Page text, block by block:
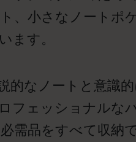
、小さなノートポ
ます。
的なノートと意識
フェッショナルな
需品をすべて収納